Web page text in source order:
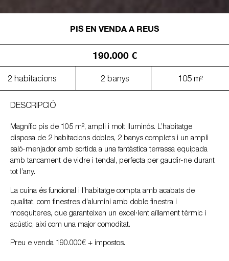
PIS EN VENDA A REUS
190.000 €
2 habitacions 2 banys 105 m²
DESCRIPCIÓ
Magnífic pis de 105 m², ampli i molt lluminós. L’habitatge
disposa de 2 habitacions dobles, 2 banys complets i un ampli
saló-menjador amb sortida a una fantàstica terrassa equipada
amb tancament de vidre i tendal, perfecta per gaudir-ne durant
tot l’any.
La cuina és funcional i l’habitatge compta amb acabats de
qualitat, com finestres d’alumini amb doble finestra i
mosquiteres, que garanteixen un excel·lent aïllament tèrmic i
acústic, així com una major comoditat.
Preu e venda 190.000€ + impostos.